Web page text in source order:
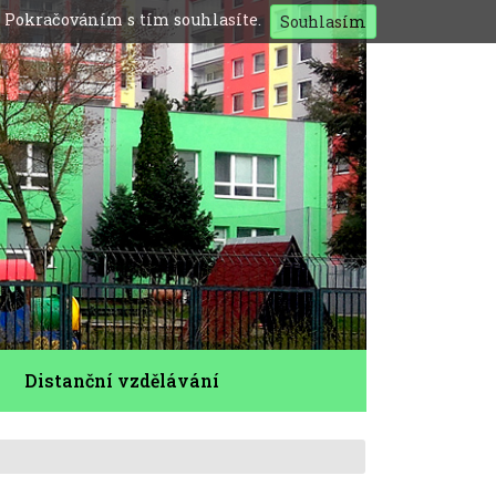
Distanční vzdělávání
Pokračováním s tím souhlasíte. Souhlasím